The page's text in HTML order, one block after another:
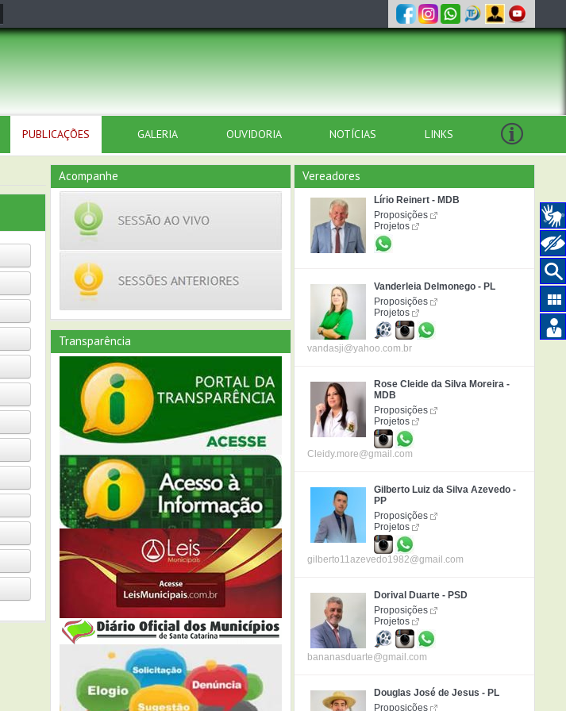
PUBLICAÇÕES GALERIA OUVIDORIA NOTÍCIAS LINKS
Vereadores
Lírio Reinert - MDB
Proposições
Projetos
Vanderleia Delmonego - PL
Proposições
Projetos
vandasji@yahoo.com.br
Rose Cleide da Silva Moreira -
MDB
Proposições
Projetos
Cleidy.more@gmail.com
Gilberto Luiz da Silva Azevedo -
PP
Proposições
Projetos
gilberto11azevedo1982@gmail.com
Dorival Duarte - PSD
Proposições
Projetos
bananasduarte@gmail.com
Douglas José de Jesus - PL
Proposições
Acompanhe
Transparência